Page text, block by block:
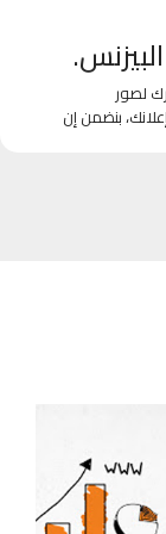
لصور
بنضمن إن